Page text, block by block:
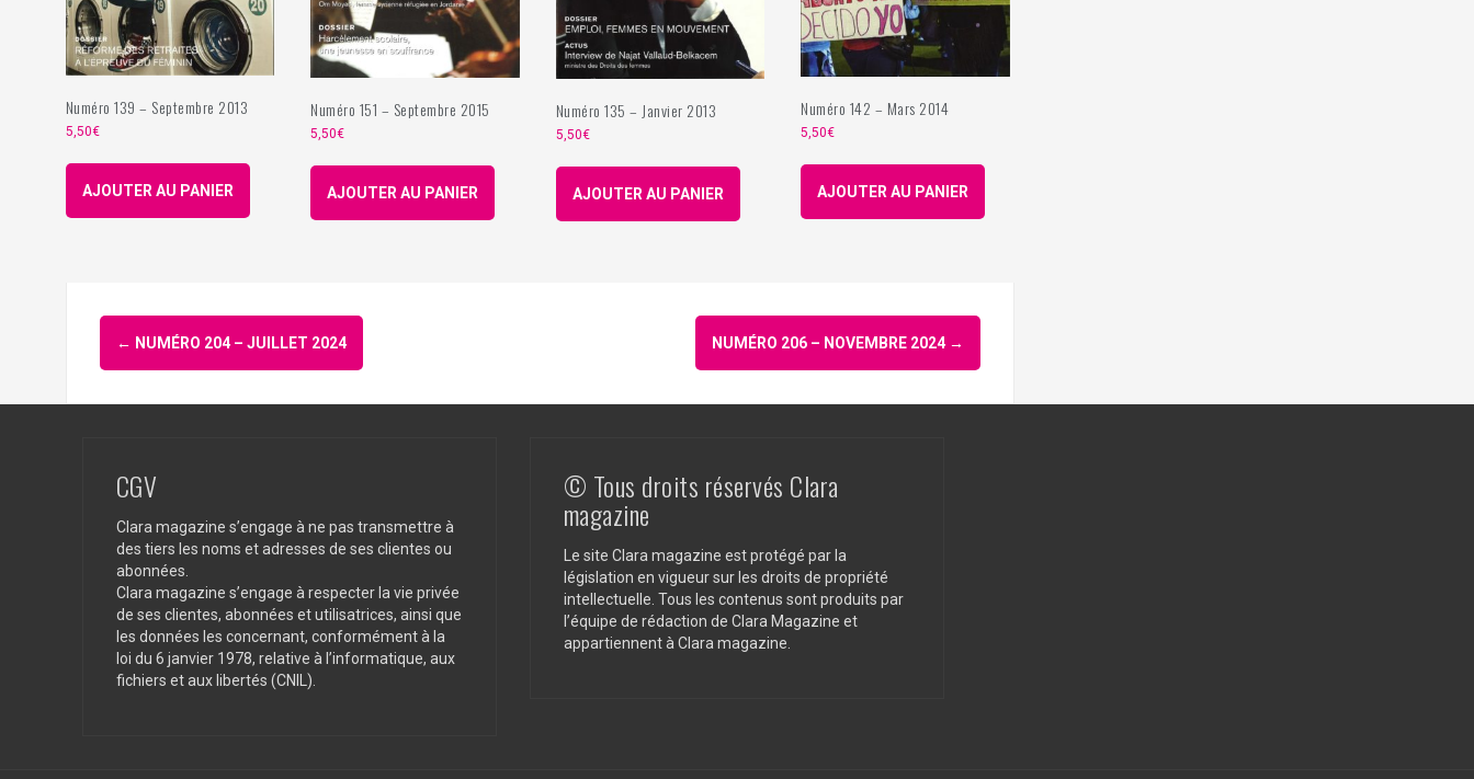
Numéro 139 – Septembre 2013
5,50€
AJOUTER AU PANIER
Numéro 151 – Septembre 2015
5,50€
AJOUTER AU PANIER
Numéro 135 – Janvier 2013
5,50€
AJOUTER AU PANIER
Numéro 142 – Mars 2014
5,50€
AJOUTER AU PANIER
Navigation
d'article
← NUMÉRO 204 – JUILLET 2024 NUMÉRO 206 – NOVEMBRE 2024 →
CGV
Clara magazine s’engage à ne pas transmettre à
des tiers les noms et adresses de ses clientes ou
abonnées.
Clara magazine s’engage à respecter la vie privée
de ses clientes, abonnées et utilisatrices, ainsi que
les données les concernant, conformément à la
loi du 6 janvier 1978, relative à l’informatique, aux
fichiers et aux libertés (CNIL).
© Tous droits réservés Clara
magazine
Le site Clara magazine est protégé par la
législation en vigueur sur les droits de propriété
intellectuelle. Tous les contenus sont produits par
l’équipe de rédaction de Clara Magazine et
appartiennent à Clara magazine.